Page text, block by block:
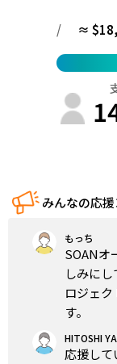
/ ≈
みんなの応
もっち
SOANオ
しみに
ロジェ
す。
HITOSHI
応援して